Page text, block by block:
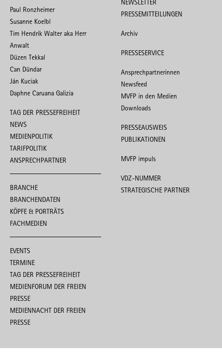
Paul Ronzheimer
Susanne Koelbl
Tim Hendrik Walter aka Herr
Anwalt
Düzen Tekkal
Can Dündar
Ján Kuciak
Daphne Caruana Galizia
TAG DER PRESSEFREIHEIT
NEWS
MEDIENPOLITIK
TARIFPOLITIK
ANSPRECHPARTNER
BRANCHE
BRANCHENDATEN
KÖPFE & PORTRÄTS
FACHMEDIEN
EVENTS
TERMINE
TAG DER PRESSEFREIHEIT
MEDIENFORUM DER FREIEN
PRESSE
MEDIENNACHT DER FREIEN
PRESSE
NEWSLETTER
PRESSEMITTEILUNGEN
Archiv
PRESSESERVICE
Ansprechpartnerinnen
Newsfeed
MVFP in den Medien
Downloads
PRESSEAUSWEIS
PUBLIKATIONEN
MVFP impuls
VDZ-NUMMER
STRATEGISCHE PARTNER